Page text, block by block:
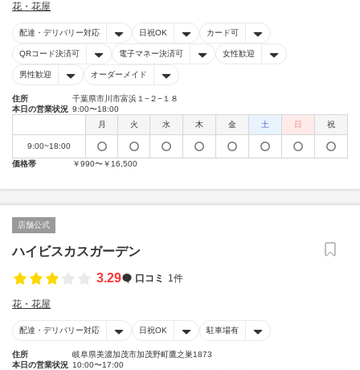
花・花屋
配達・デリバリー対応 日祝OK カード可
QRコード決済可 電子マネー決済可 女性歓迎
男性歓迎 オーダーメイド
住所
千葉県市川市富浜１−２−１８
本日の営業状況 9:00〜18:00
月
火 水 木 金 土 日 祝
9:00~18:00
価格帯
￥990〜￥16,500
店舗公式
ハイビスカスガーデン
3.29
口コミ 1件
花・花屋
配達・デリバリー対応 日祝OK 駐車場有
住所
岐阜県美濃加茂市加茂野町鷹之巣1873
本日の営業状況 10:00〜17:00